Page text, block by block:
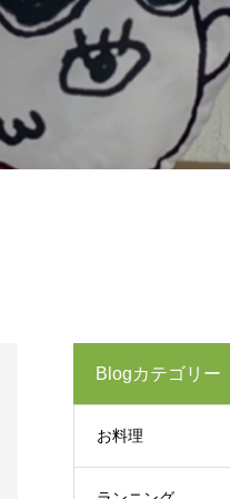
Blogカテゴリー
お料理